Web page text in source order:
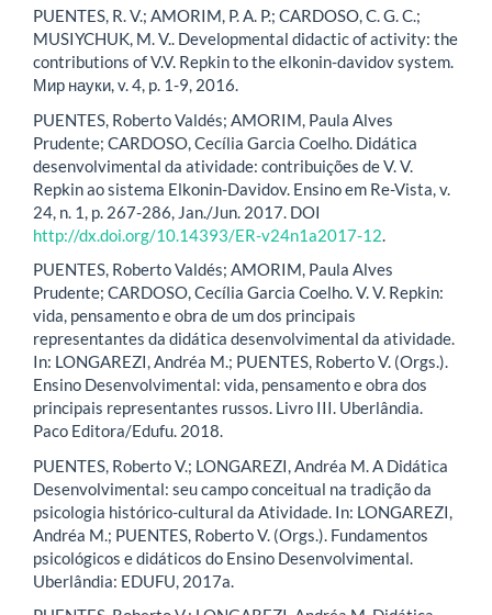
PUENTES, R. V.; AMORIM, P. A. P.; CARDOSO, C. G. C.;
MUSIYCHUK, M. V.. Developmental didactic of activity: the
contributions of V.V. Repkin to the elkonin-davidov system.
Мир науки, v. 4, p. 1-9, 2016.
PUENTES, Roberto Valdés; AMORIM, Paula Alves
Prudente; CARDOSO, Cecília Garcia Coelho. Didática
desenvolvimental da atividade: contribuições de V. V.
Repkin ao sistema Elkonin-Davidov. Ensino em Re-Vista, v.
24, n. 1, p. 267-286, Jan./Jun. 2017. DOI
http://dx.doi.org/10.14393/ER-v24n1a2017-12.
PUENTES, Roberto Valdés; AMORIM, Paula Alves
Prudente; CARDOSO, Cecília Garcia Coelho. V. V. Repkin:
vida, pensamento e obra de um dos principais
representantes da didática desenvolvimental da atividade.
In: LONGAREZI, Andréa M.; PUENTES, Roberto V. (Orgs.).
Ensino Desenvolvimental: vida, pensamento e obra dos
principais representantes russos. Livro III. Uberlândia.
Paco Editora/Edufu. 2018.
PUENTES, Roberto V.; LONGAREZI, Andréa M. A Didática
Desenvolvimental: seu campo conceitual na tradição da
psicologia histórico-cultural da Atividade. In: LONGAREZI,
Andréa M.; PUENTES, Roberto V. (Orgs.). Fundamentos
psicológicos e didáticos do Ensino Desenvolvimental.
Uberlândia: EDUFU, 2017a.